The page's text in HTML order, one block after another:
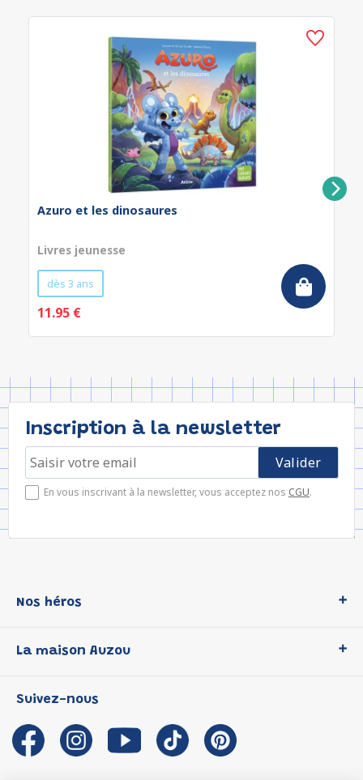
Azuro et les dinosaures
Livres jeunesse
dès 3 ans
11.95 €
Inscription à la newsletter
En vous inscrivant à la newsletter, vous acceptez nos CGU.
Nos héros
P'tit Loup
Les Influenceuses
Migali
Petite Taupe
La maison Auzou
Notre histoire
Auzou s'engage
Auteurs et illustrateurs Auzou
Suivez-nous